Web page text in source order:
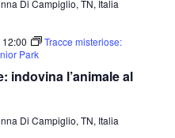
Di Campiglio, TN, Italia
indovina l’animale al
12:00
Tracce misteriose:
Park
Di Campiglio, TN, Italia